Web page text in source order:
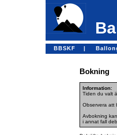
BBSKF |
Bokning
Information:
Tiden du valt
Observera att
Avbokning
i annat fall